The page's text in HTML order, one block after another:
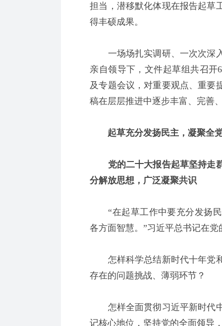
担当，潜移默化体现在报告起草
得丰硕成果。
一场场扎实调研、一次次深
亲自领导下，文件起草组共召
及专题会议，对重要观点、重要
稿在层层推进中逐步丰富、完善
起草充分发扬民主，凝聚全
党的二十大报告起草坚持走群
分解放思想，广泛凝聚共识
“在起草工作中要充分发扬民
各方面智慧。”习近平总书记在
怎样科学总结新时代十年党和
存在的问题挑战、薄弱环节？
怎样全面贯彻习近平新时代中
记核心地位，坚持党的全面领导